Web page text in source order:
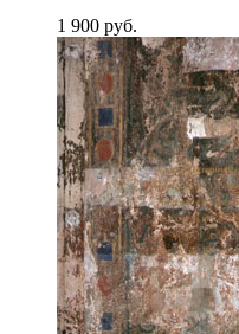
1 900 pуб.